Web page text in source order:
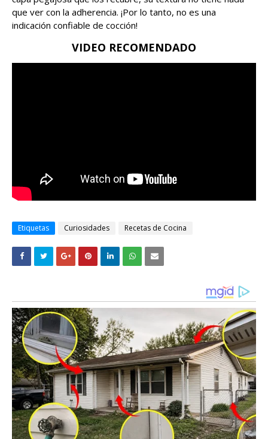
que ver con la adherencia. ¡Por lo tanto, no es una
indicación confiable de cocción!
VIDEO RECOMENDADO
Etiquetas Curiosidades Recetas de Cocina